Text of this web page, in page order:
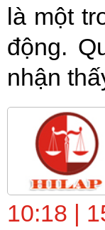
là một
động.
nhận
10:18 |